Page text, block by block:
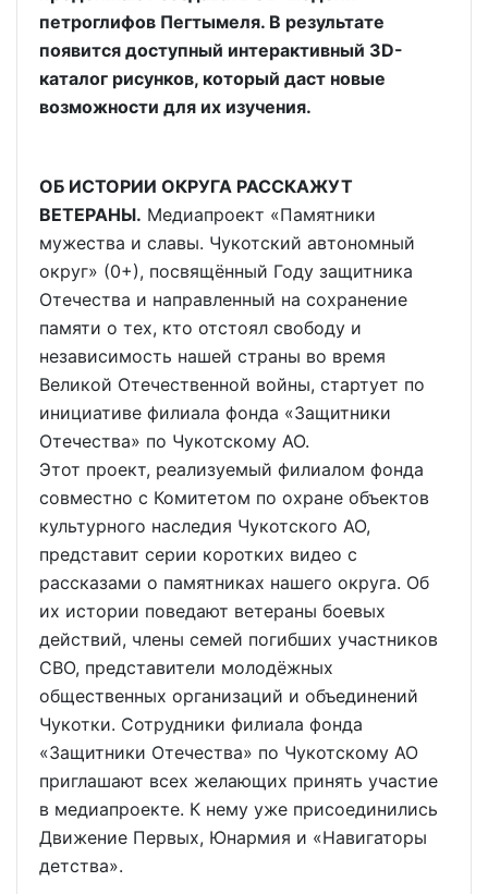
петроглифов Пегтымеля. В результате
появится доступный интерактивный 3D-
каталог рисунков, который даст новые
возможности для их изучения.
ОБ ИСТОРИИ ОКРУГА РАССКАЖУТ
ВЕТЕРАНЫ. Медиапроект «Памятники
мужества и славы. Чукотский автономный
округ» (0+), посвящённый Году защитника
Отечества и направленный на сохранение
памяти о тех, кто отстоял свободу и
независимость нашей страны во время
Великой Отечественной войны, стартует по
инициативе филиала фонда «Защитники
Отечества» по Чукотскому АО.
Этот проект, реализуемый филиалом фонда
совместно с Комитетом по охране объектов
культурного наследия Чукотского АО,
представит серии коротких видео с
рассказами о памятниках нашего округа. Об
их истории поведают ветераны боевых
действий, члены семей погибших участников
СВО, представители молодёжных
общественных организаций и объединений
Чукотки. Сотрудники филиала фонда
«Защитники Отечества» по Чукотскому АО
приглашают всех желающих принять участие
в медиапроекте. К нему уже присоединились
Движение Первых, Юнармия и «Навигаторы
детства».